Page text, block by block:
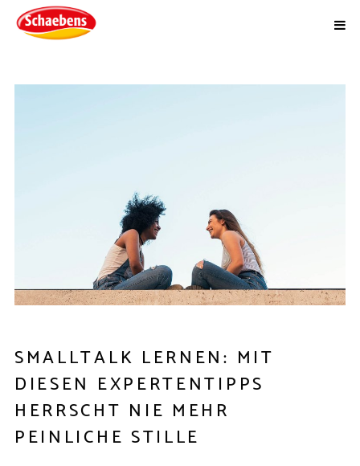
SMALLTALK LERNEN: MIT
DIESEN EXPERTENTIPPS
HERRSCHT NIE MEHR
PEINLICHE STILLE